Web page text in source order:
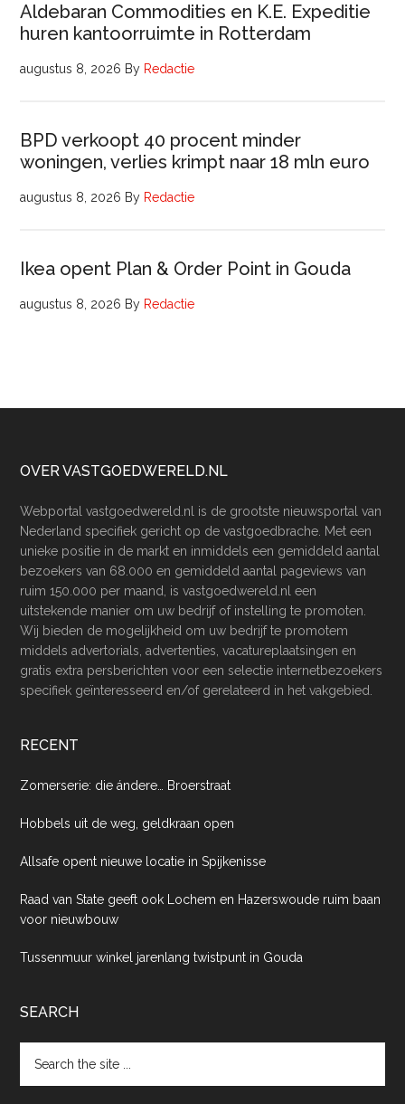
Aldebaran Commodities en K.E. Expeditie
huren kantoorruimte in Rotterdam
augustus 8, 2026 By Redactie
BPD verkoopt 40 procent minder
woningen, verlies krimpt naar 18 mln euro
augustus 8, 2026 By Redactie
Ikea opent Plan & Order Point in Gouda
augustus 8, 2026 By Redactie
Footer
OVER VASTGOEDWERELD.NL
Webportal vastgoedwereld.nl is de grootste nieuwsportal van
Nederland specifiek gericht op de vastgoedbrache. Met een
unieke positie in de markt en inmiddels een gemiddeld aantal
bezoekers van 68.000 en gemiddeld aantal pageviews van
ruim 150.000 per maand, is vastgoedwereld.nl een
uitstekende manier om uw bedrijf of instelling te promoten.
Wij bieden de mogelijkheid om uw bedrijf te promotem
middels advertorials, advertenties, vacatureplaatsingen en
gratis extra persberichten voor een selectie internetbezoekers
specifiek geïnteresseerd en/of gerelateerd in het vakgebied.
RECENT
Zomerserie: die ándere… Broerstraat
Hobbels uit de weg, geldkraan open
Allsafe opent nieuwe locatie in Spijkenisse
Raad van State geeft ook Lochem en Hazerswoude ruim baan
voor nieuwbouw
Tussenmuur winkel jarenlang twistpunt in Gouda
SEARCH
the